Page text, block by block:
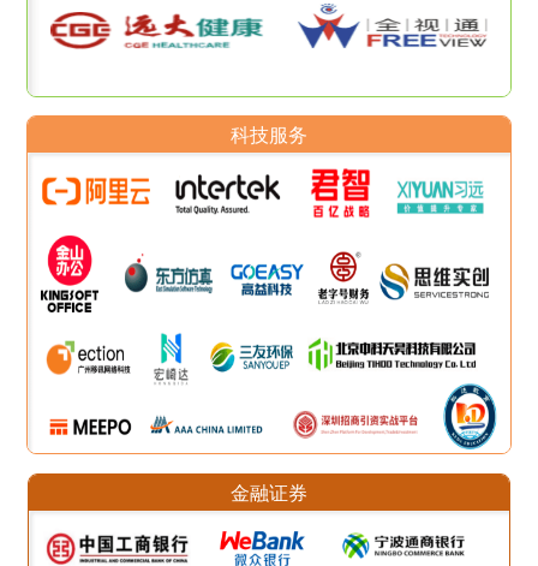
科技服务
金融证券